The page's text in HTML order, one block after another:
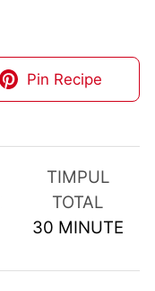
Pin Recipe
TIMPUL
TOTAL
30 MINUTES
MINUTE